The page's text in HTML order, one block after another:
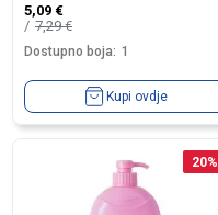
5,09 €
7,29€
Dostupno boja: 1
Kupi ovdje
20%